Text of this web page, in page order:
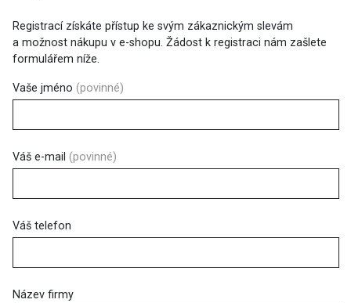
Registrací získáte přístup ke svým zákaznickým slevám
a možnost nákupu v e-shopu. Žádost k registraci nám zašlete
formulářem níže.
Vaše jméno (povinné)
Váš e-mail (povinné)
Váš telefon
Název firmy